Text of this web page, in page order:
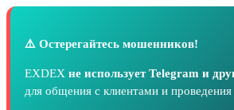
⚠️ Остерегайтесь мошенников!
EXDEX не использует Telegram и
для общения с клиентами и